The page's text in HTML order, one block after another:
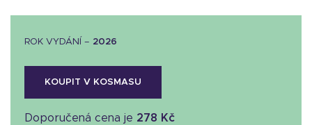
ROK VYDÁNÍ – 2026
KOUPIT V KOSMASU
Doporučená cena je 278 Kč